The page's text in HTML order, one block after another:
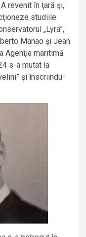
revenit în ţară şi,
studiile
„Lyra”,
Manao şi Jean
Agenţia maritimă
s-a mutat la
şi înscriindu-